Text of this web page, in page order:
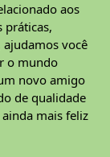
aos
práticas,
você
o mundo
novo amigo
de qualidade
mais feliz